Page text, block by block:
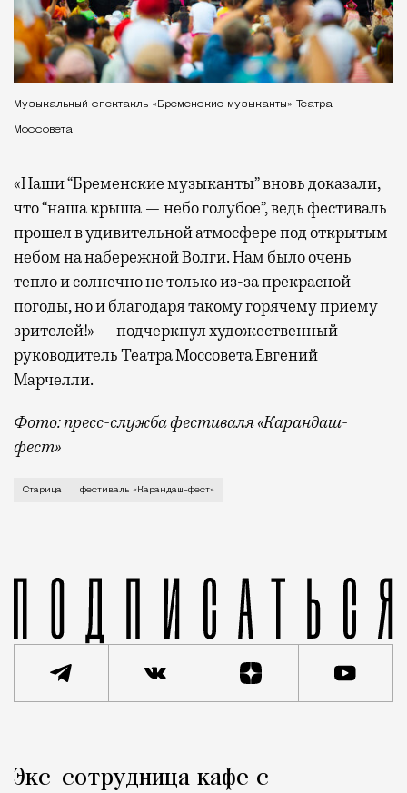
Музыкальный спектакль «Бременские музыканты» Театра
Моссовета
«Наши “Бременские музыканты” вновь доказали,
что “наша крыша — небо голубое”, ведь фестиваль
прошел в удивительной атмосфере под открытым
небом на набережной Волги. Нам было очень
тепло и солнечно не только из-за прекрасной
погоды, но и благодаря такому горячему приему
зрителей!» — подчеркнул художественный
руководитель Театра Моссовета Евгений
Марчелли.
Фото: пресс-служба фестиваля «Карандаш-
фест»
В минувший уикенд маленькая Старица в
Старица фестиваль «Карандаш-фест»
Город
Экс-сотрудница кафе с